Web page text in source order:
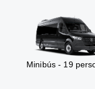
Minibús - 19